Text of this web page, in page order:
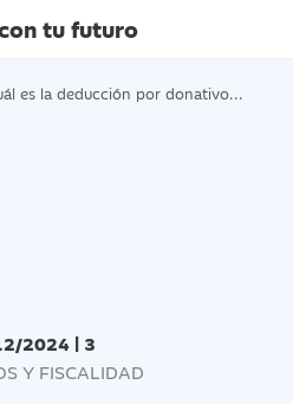
tu futuro
la deducción por donativos a fundaciones y ONG en 2024?
2024 | 3
Y FISCALIDAD